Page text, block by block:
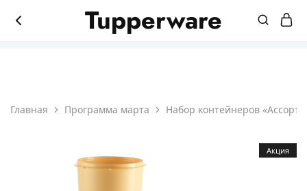
8(831)214-45-65
Tupperware
Главная Программа марта Набор контейнеров
Акция